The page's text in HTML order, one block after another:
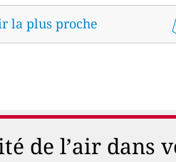
la plus proche
de l’air dans